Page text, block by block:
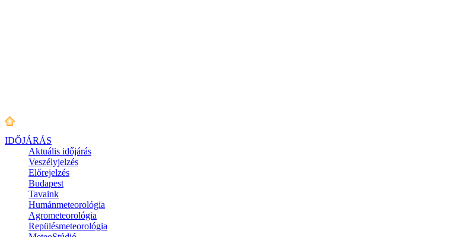
IDŐJÁRÁS
Aktuális időjárás
Veszélyjelzés
Előrejelzés
Budapest
Tavaink
Humánmeteorológia
Agrometeorológia
Repülésmeteorológia